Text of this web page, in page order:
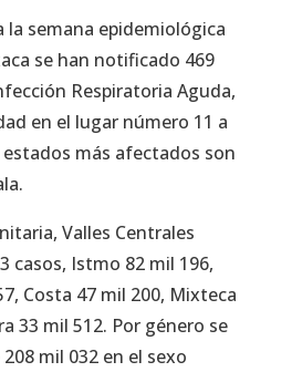
semana epidemiológica
se han notificado 469
Respiratoria Aguda,
en el lugar número 11 a
más afectados son
Valles Centrales
casos, Istmo 82 mil 196,
Costa 47 mil 200, Mixteca
33 mil 512. Por género se
mil 032 en el sexo